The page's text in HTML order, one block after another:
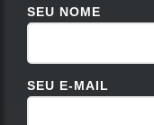
SEU NOME
SEU E-MAIL